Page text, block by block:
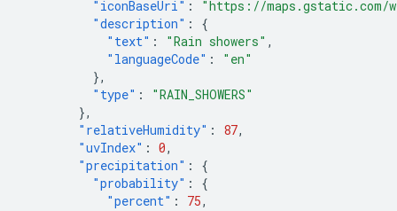
"iconBaseUri" :
"https://maps.gstatic.com/
"description" :
{
"text" : "Rain showers" ,
"languageCode" :
"en"
},
"type" :
"RAIN_SHOWERS"
},
"relativeHumidity" : 87,
"uvIndex" : 0,
"precipitation" :
{
"probability" :
{
"percent" : 75,